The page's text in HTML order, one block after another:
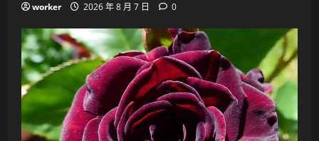
worker 2026 年 8 月 7 日 0